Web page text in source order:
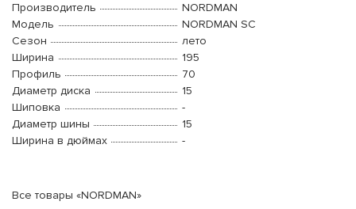
Производитель
NORDMAN
Модель
NORDMAN SC
Сезон
лето
Ширина
195
Профиль
70
Диаметр диска
15
Шиповка
-
Диаметр шины
15
Ширина в дюймах
-
Все товары «NORDMAN»